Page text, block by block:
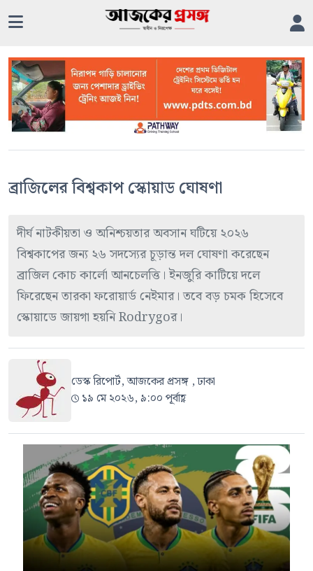
ব্রাজিলের বিশ্বকাপ স্কোয়াড ঘোষণা
দীর্ঘ নাটকীয়তা ও অনিশ্চয়তার অবসান ঘটিয়ে ২০২৬
বিশ্বকাপের জন্য ২৬ সদস্যের চূড়ান্ত দল ঘোষণা করেছেন
ব্রাজিল কোচ কার্লো আনচেলত্তি। ইনজুরি কাটিয়ে দলে
ফিরেছেন তারকা ফরোয়ার্ড নেইমার। তবে বড় চমক হিসেবে
স্কোয়াডে জায়গা হয়নি Rodrygoর।
ডেস্ক রিপোর্ট, আজকের প্রসঙ্গ , ঢাকা
১৯ মে ২০২৬, ৯:০০ পূর্বাহ্ণ